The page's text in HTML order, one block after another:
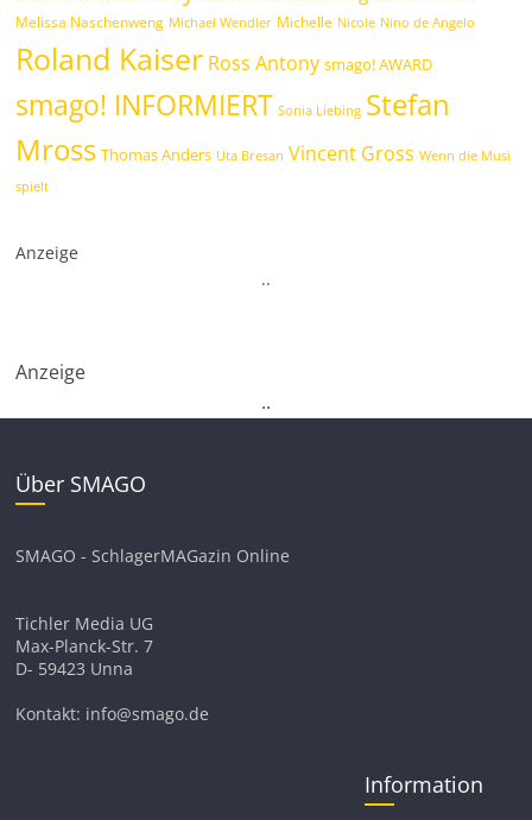
Melissa Naschenweng Michael Wendler Michelle Nicole Nino de Angelo
Roland Kaiser Ross Antony smago! AWARD
smago! INFORMIERT Sonia Liebing Stefan
Mross Thomas Anders Uta Bresan Vincent Gross Wenn die Musi
spielt
Anzeige
..
Anzeige
..
Über SMAGO
SMAGO - SchlagerMAGazin Online
Tichler Media UG
Max-Planck-Str. 7
D- 59423 Unna
Kontakt: info@smago.de
Information